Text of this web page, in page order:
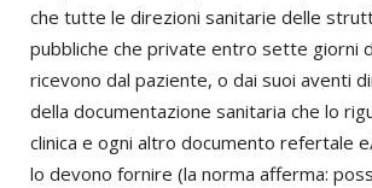
che tutte le direzioni sanitarie delle
pubbliche che private entro sette giorni
ricevono dal paziente, o dai suoi aventi
della documentazione sanitaria che lo
clinica e ogni altro documento refertale
lo devono fornire (la norma afferma: